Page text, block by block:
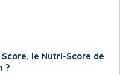
Score, le Nutri-Score de
?